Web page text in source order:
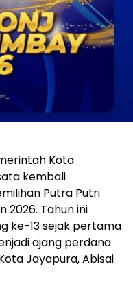
Kota
kembali
Putra Putri
2026. Tahun ini
ke-13 sejak pertama
ajang perdana
Jayapura, Abisai